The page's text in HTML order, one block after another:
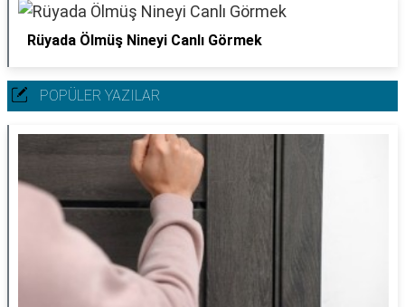
Rüyada Ölmüş Nineyi Canlı Görmek
POPÜLER YAZILAR